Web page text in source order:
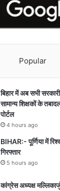
Popular
बिहार में अब सभी
सामान्य शिक्षकों के
पोर्टल
4 hours ago
BIHAR:- पूर्णिया में
गिरफ्तार
5 hours ago
कांग्रेस अध्यक्ष